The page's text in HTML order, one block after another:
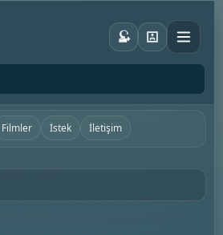
Filmler İstek İletişim